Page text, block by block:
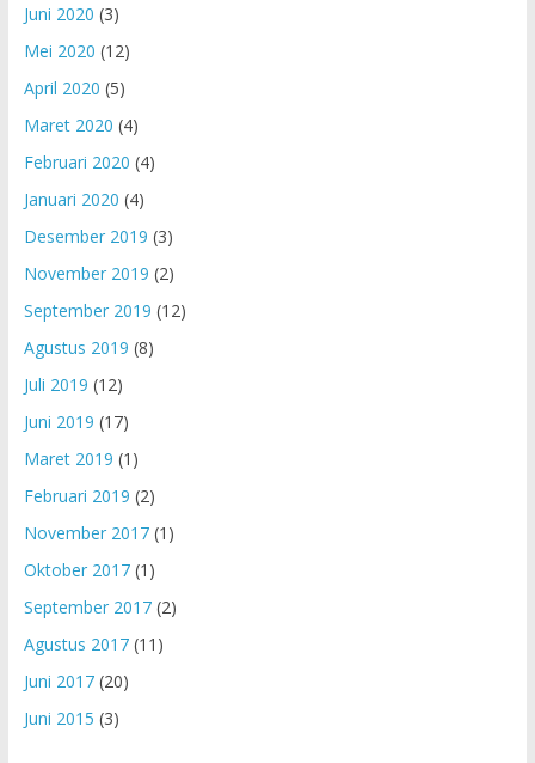
Juni 2020 (3)
Mei 2020 (12)
April 2020 (5)
Maret 2020 (4)
Februari 2020 (4)
Januari 2020 (4)
Desember 2019 (3)
November 2019 (2)
September 2019 (12)
Agustus 2019 (8)
Juli 2019 (12)
Juni 2019 (17)
Maret 2019 (1)
Februari 2019 (2)
November 2017(1)
Oktober 2017(1)
September 2017(2)
Agustus 2017(11)
Juni 2017(20)
Juni 2015 (3)